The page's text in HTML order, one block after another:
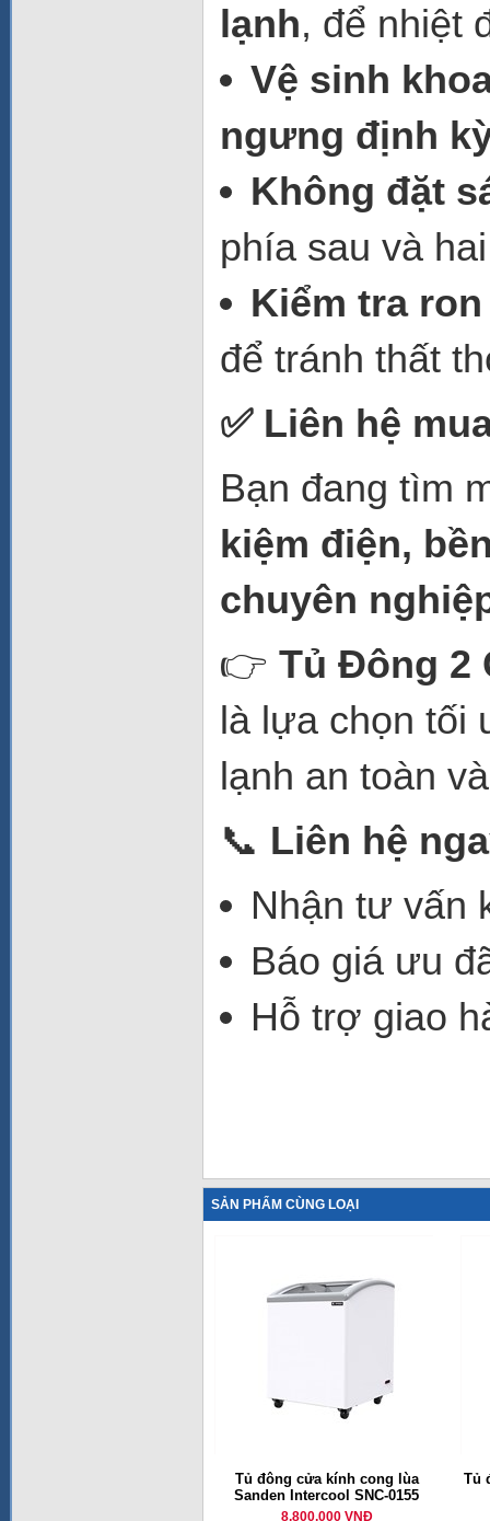
lạnh, để nhiệt
Vệ sinh
ngưng định
Không đặt
phía sau và
Kiểm tra
để tránh thất
✅ Liên hệ
Bạn đang tìm
kiệm điện,
chuyên
👉 Tủ Đông 2
là lựa chọn tối
lạnh an toàn
📞 Liên hệ
Nhận tư vấn
Báo giá ưu
Hỗ trợ giao
SẢN PHẨM CÙNG LOẠI
Tủ đông cửa kính cong lùa
Sanden Intercool SNC-0155
8,800,000 VNĐ
Tủ